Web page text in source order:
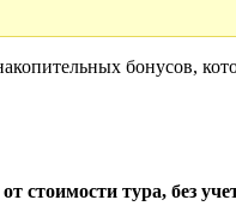
бонусов,
от стоимости тура, без